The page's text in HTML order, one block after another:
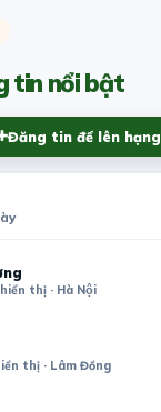
tin nổi bật
Đăng tin để lên hạng
thị · Hà Nội
thị · Lâm Đồng